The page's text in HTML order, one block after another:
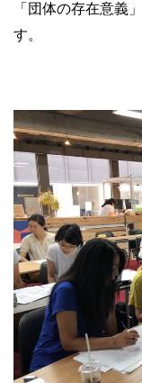
「団体の存在意義
す。